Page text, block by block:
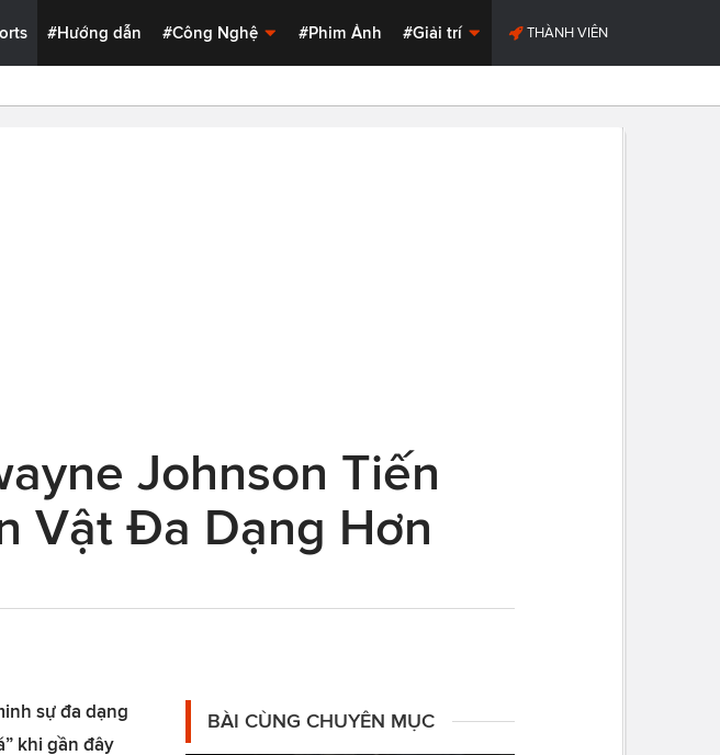
#Hướng dẫn #Công Nghệ #Phim Ảnh #Giải trí THÀNH VIÊN
Johnson Tiến
Vật Đa Dạng Hơn
sự đa dạng
khi gần đây
BÀI CÙNG CHUYÊN MỤC